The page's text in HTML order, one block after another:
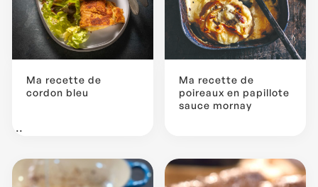
Ma recette de
cordon bleu
...
Ma recette de
poireaux en papillote
sauce mornay